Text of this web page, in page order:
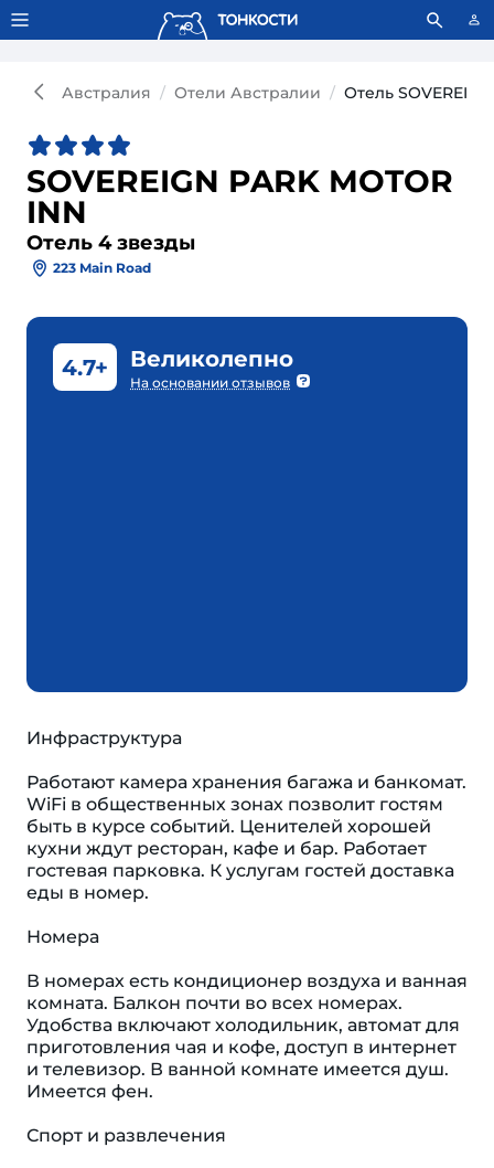
Тонкости используют сookie-файлы. Что это значит?
Австралия Отели Австралии Отель
SOVEREIGN PARK MOTOR
INN
Отель 4 звезды
223 Main Road
4.7+ Великолепно
На основании отзывов
Инфраструктура
Работают камера хранения багажа и банкомат.
WiFi в общественных зонах позволит гостям
быть в курсе событий. Ценителей хорошей
кухни ждут ресторан, кафе и бар. Работает
гостевая парковка. К услугам гостей доставка
еды в номер.
Номера
В номерах есть кондиционер воздуха и ванная
комната. Балкон почти во всех номерах.
Удобства включают холодильник, автомат для
приготовления чая и кофе, доступ в интернет
и телевизор. В ванной комнате имеется душ.
Имеется фен.
Спорт и развлечения